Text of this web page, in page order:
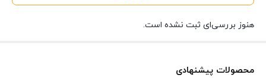
هنوز بررسی‌ای ثبت نشده است.
محصولات پیشنهادی